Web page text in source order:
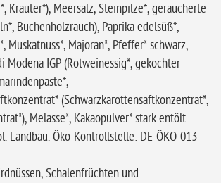
Kräuter*), Meersalz, Steinpilze*, geräucherte
Buchenholzrauch), Paprika edelsüß*,
Muskatnuss*, Majoran*, Pfeffer* schwarz,
Modena IGP (Rotweinessig*, gekochter
(Schwarzkarottensaftkonzentrat*,
Melasse*, Kakaopulver* stark entölt
Landbau. Öko-Kontrollstelle: DE-ÖKO-013
Schalenfrüchten und